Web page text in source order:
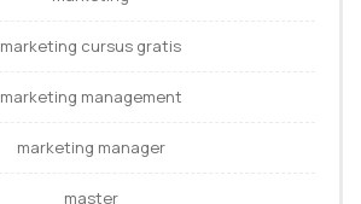
marketing cursus gratis
marketing management
marketing manager
master